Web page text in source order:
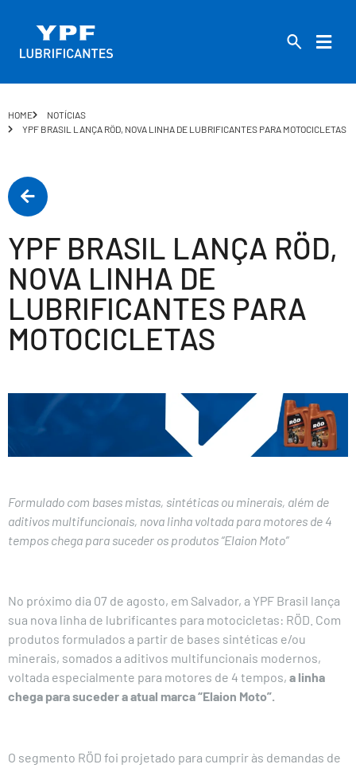
HOME
NOTÍCIAS
YPF BRASIL LANÇA RÖD, NOVA LINHA DE LUBRIFICANTES PARA MOTOCICLETAS
YPF BRASIL LANÇA RÖD,
NOVA LINHA DE
LUBRIFICANTES PARA
MOTOCICLETAS
Formulado com bases mistas, sintéticas ou minerais, além de
aditivos multifuncionais, nova linha voltada para motores de 4
tempos chega para suceder os produtos “Elaion Moto”
No próximo dia 07 de agosto, em Salvador, a YPF Brasil lança
sua nova linha de lubrificantes para motocicletas: RÖD. Com
produtos formulados a partir de bases sintéticas e/ou
minerais, somados a aditivos multifuncionais modernos,
voltada especialmente para motores de 4 tempos, a linha
chega para suceder a atual marca “Elaion Moto”.
O segmento RÖD foi projetado para cumprir às demandas de